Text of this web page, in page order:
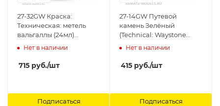
27-32GW Краска:
Техническая: метель
вальгаллы (24мл)
(TECHNICAL: VALHALLAN
Нет в наличии
715 руб./шт
Подписаться
27-14GW Путевой
камень Зелёный
(Technical: Waystone
Green (12 ml)) Citadel
Нет в наличии
415 руб./шт
Подписаться